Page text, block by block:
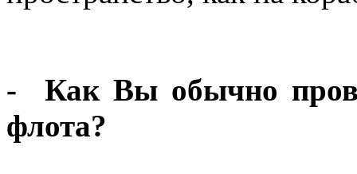
- Как Вы обычно
флота?